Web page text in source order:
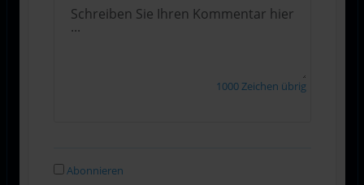
1000Zeichen übrig
Abonnieren